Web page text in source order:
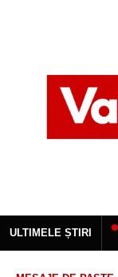
ULTIMELE ȘTIRI